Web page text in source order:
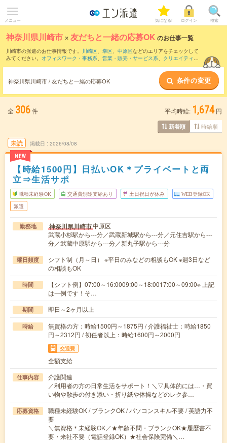
メニュー 気になる! ログイン 検索
神奈川県川崎市 ×友だちと一緒の応募OK のお仕事一覧
川崎市の派遣のお仕事情報です。 川崎区、 幸区、 中原区などのエリアをチェックして
みてください。 オフィスワーク・事務系、 営業・販売・サービス系、 クリエイティブ
などのこだわり条件も取り揃えています。
神奈川県川崎市 / 友だちと一緒の応募OK 条件の変更
全 306件 平均時給: 1,674 円
新着順 時給順
未読
NEW
掲載日 2026/08/08
【時給1500円】日払いOK＊プライベートと両
立⇒生活サポ
職種未経験OK 交通費別途支給あり 土日祝日が休み WEB登録OK
派遣
勤務地 神奈川県川崎市中原区
武蔵小杉駅から---分／武蔵新城駅から---分／元住吉駅から---
分／武蔵中原駅から---分／新丸子駅から---分
曜日頻度
シフト制（月～日） ※平日のみなどの相談もOK ※週3日など
の相談もOK
時間
【シフト例】07:00～16:0009:00～18:0017:00～09:00※ 上記
は一例です！そ…
期間 即日～2ヶ月以上
時給
無資格の方：時給1500円～1875円 / 介護福祉士：時給1850
円～2312円 / 初任者以上：時給1600円～2000円
交通費
全額支給
仕事内容
介護関連
／利用者の方の日常生活をサポート！＼▽具体的には…・買
い物や散歩の付き添い・折り紙や体操などのレク参…
応募資格
職種未経験OK / ブランクOK / パソコンスキル不要 / 英語力不
要
＼無資格＊未経験OK／★年齢不問・ブランクOK★履歴書不
要・来社不要（電話登録OK）★社会保険完備＼…